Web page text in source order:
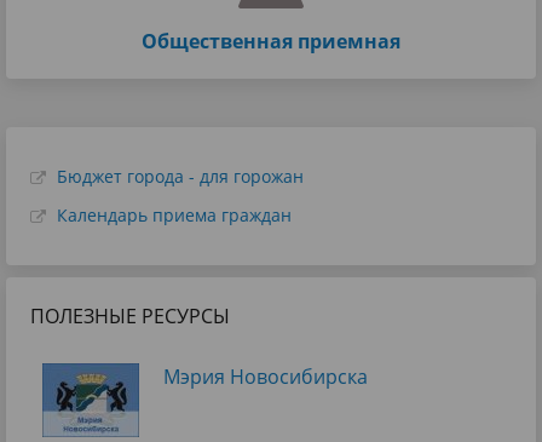
Общественная приемная
Бюджет города - для горожан
Календарь приема граждан
ПОЛЕЗНЫЕ РЕСУРСЫ
Мэрия Новосибирска